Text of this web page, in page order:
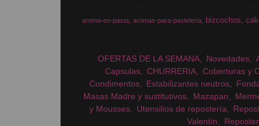
aroma-en-pasta aromas-para-pasteleria bizcochos
OFERTAS DE LA SEMANA Novedades
Capsulas
CHURRERIA Coberturas y
Condimentos
Estabilizantes neutros
Masas Madre y sustitutivos
Mazapan
y Mousses
Utensilios de repostería
Valentín